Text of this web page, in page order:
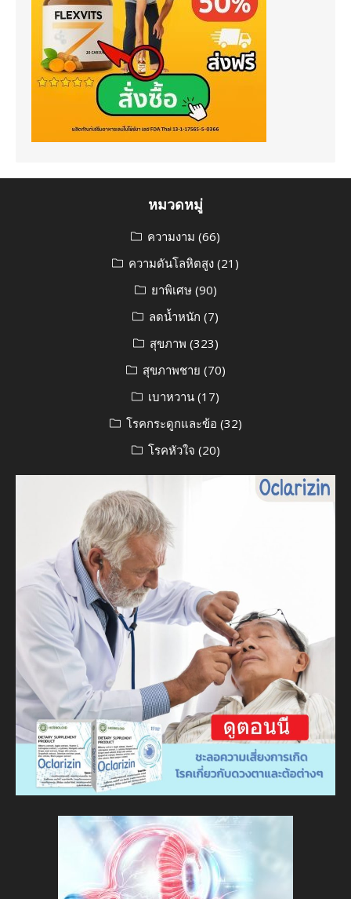
หมวดหมู่
ความงาม (66)
ความดันโลหิตสูง (21)
ยาพิเศษ(90)
ลดน้ำหนัก (7)
สุขภาพ (323)
สุขภาพชาย (70)
เบาหวาน (17)
โรคกระดูกและข้อ (32)
โรคหัวใจ (20)